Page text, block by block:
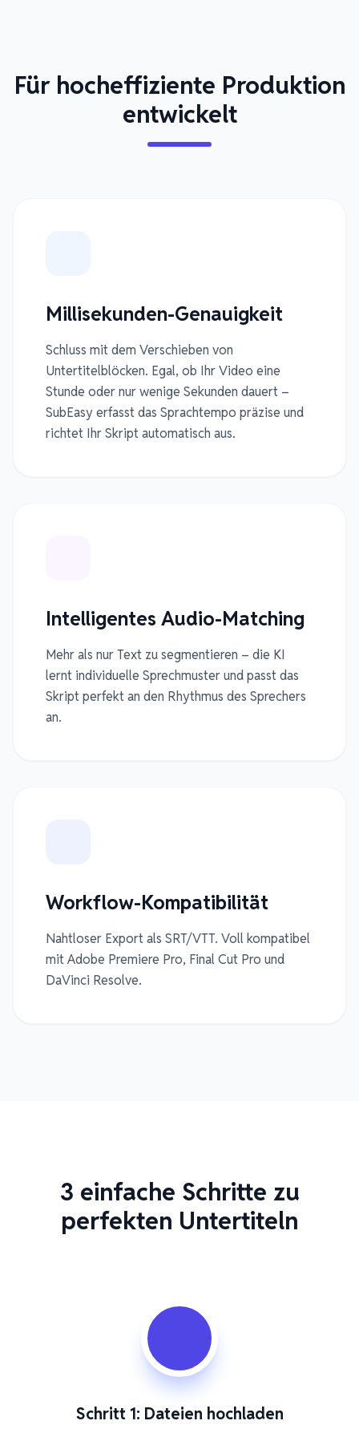
Für hocheffiziente Produktion
entwickelt
Millisekunden-Genauigkeit
Schluss mit dem Verschieben von
Untertitelblöcken. Egal, ob Ihr Video eine
Stunde oder nur wenige Sekunden dauert –
SubEasy erfasst das Sprachtempo präzise und
richtet Ihr Skript automatisch aus.
Intelligentes Audio-Matching
Mehr als nur Text zu segmentieren – die KI
lernt individuelle Sprechmuster und passt das
Skript perfekt an den Rhythmus des Sprechers
an.
Workflow-Kompatibilität
Nahtloser Export als SRT/VTT. Voll kompatibel
mit Adobe Premiere Pro, Final Cut Pro und
DaVinci Resolve.
3 einfache Schritte zu
perfekten Untertiteln
Schritt 1: Dateien hochladen